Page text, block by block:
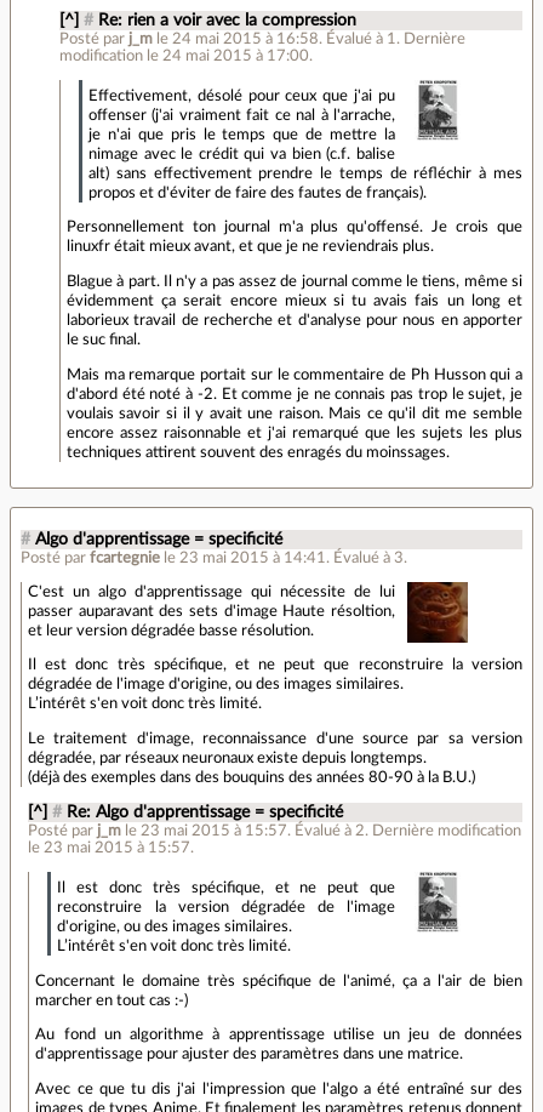
[^] # Re: rien a voir avec la compression
Posté par j_m le 24 mai 2015 à 16:58. Évalué à 1 . Dernière
modification le 24 mai 2015 à 17:00.
Effectivement, désolé pour ceux que j'ai pu
offenser (j'ai vraiment fait ce nal à l'arrache,
je n'ai que pris le temps que de mettre la
nimage avec le crédit qui va bien (c.f. balise
alt) sans effectivement prendre le temps de réfléchir à mes
propos et d'éviter de faire des fautes de français).
Personnellement ton journal m'a plus qu'offensé. Je crois que
linuxfr était mieux avant, et que je ne reviendrais plus.
Blague à part. Il n'y a pas assez de journal comme le tiens, même si
évidemment ça serait encore mieux si tu avais fais un long et
laborieux travail de recherche et d'analyse pour nous en apporter
le suc final.
Mais ma remarque portait sur le commentaire de Ph Husson qui a
d'abord été noté à -2. Et comme je ne connais pas trop le sujet, je
voulais savoir si il y avait une raison. Mais ce qu'il dit me semble
encore assez raisonnable et j'ai remarqué que les sujets les plus
techniques attirent souvent des enragés du moinssages.
# Algo d'apprentissage = specificité
Posté par fcartegnie le 23 mai 2015 à 14:41 . Évalué à 3.
C'est un algo d'apprentissage qui nécessite de lui
passer auparavant des sets d'image Haute résoltion,
et leur version dégradée basse résolution.
Il est donc très spécifique, et ne peut que reconstruire la version
dégradée de l'image d'origine, ou des images similaires.
L’intérêt s'en voit donc très limité.
Le traitement d'image, reconnaissance d'une source par sa version
dégradée, par réseaux neuronaux existe depuis longtemps.
(déjà des exemples dans des bouquins des années 80-90 à la B.U.)
[^] # Re: Algo d'apprentissage = specificité
Posté par j_m le 23 mai 2015 à 15:57. Évalué à 2. Dernière modification
le 23 mai 2015 à 15:57.
Il est donc très spécifique, et ne peut que
reconstruire la version dégradée de l'image
d'origine, ou des images similaires.
L’intérêt s'en voit donc très limité.
Concernant le domaine très spécifique de l'animé, ça a l'air de bien
marcher en tout cas :-)
Au fond un algorithme à apprentissage utilise un jeu de données
d'apprentissage pour ajuster des paramètres dans une matrice.
Avec ce que tu dis j'ai l'impression que l'algo a été entraîné sur des
images de types Anime. Et finalement les paramètres retenus donnent